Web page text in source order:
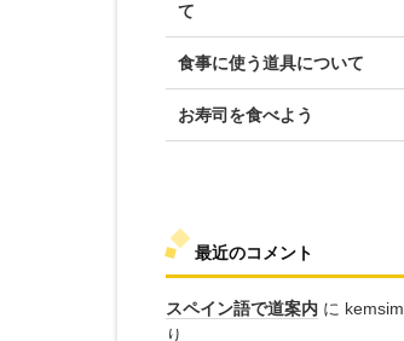
て
食事に使う道具について
お寿司を食べよう
最近のコメント
スペイン語で道案内 に kemsim
り